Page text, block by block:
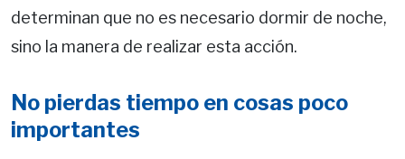
determinan que no es necesario dormir de noche,
sino la manera de realizar esta acción.
No pierdas tiempo en cosas poco
importantes